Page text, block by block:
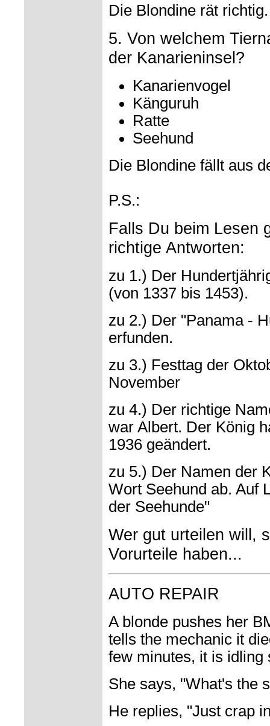
Die Blondine rät richtig.
5. Von welchem
der Kanarieninsel?
Kanarienvogel
Känguruh
Ratte
Seehund
Die Blondine fällt aus
P.S.:
Falls Du beim Lesen
richtige Antworten:
zu 1.) Der
(von 1337 bis 1453).
zu 2.) Der "Panama -
erfunden.
zu 3.) Festtag der
November
zu 4.) Der richtige
war Albert. Der König
1936 geändert.
zu 5.) Der Namen der
Wort Seehund ab. Auf
der Seehunde"
Wer gut urteilen will,
Vorurteile haben...
AUTO REPAIR
A blonde pushes her
tells the mechanic it
few minutes, it is idling
She says, "What's the
He replies, "Just crap